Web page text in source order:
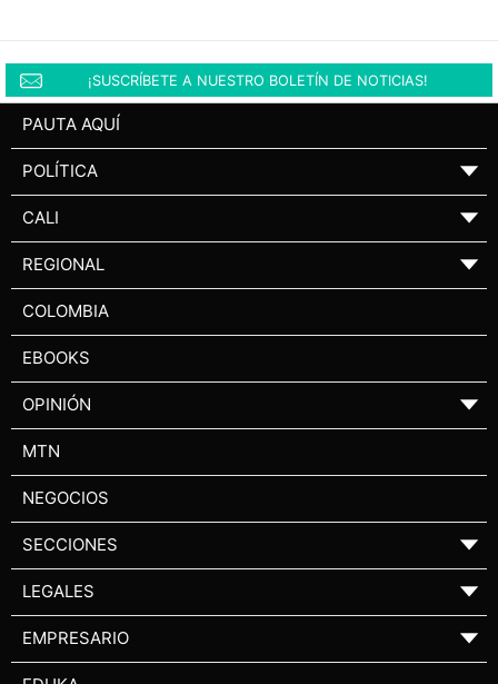
¡SUSCRÍBETE A NUESTRO BOLETÍN DE NOTICIAS!
PAUTA AQUÍ
POLÍTICA ▼
CALI ▼
REGIONAL ▼
COLOMBIA
EBOOKS
OPINIÓN ▼
MTN
NEGOCIOS
SECCIONES ▼
LEGALES ▼
EMPRESARIO ▼